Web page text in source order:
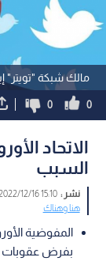
مالك شبكة "تويتر"
0
0
الاتحاد
السبب
نشر :15:10 2022/12/16
هنا وهناك
المفوضية
بفرض عقوبات